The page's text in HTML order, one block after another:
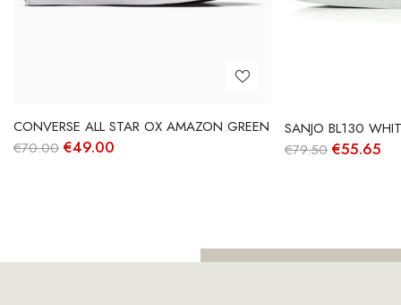
CONVERSE ALL STAR OX AMAZON GREEN
€70.00 O
€49.00
SANJO BL130
€79.50 O
€55.65